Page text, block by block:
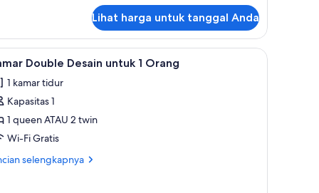
Lihat harga untuk tanggal Anda
setrika/meja setrika, Wi-Fi gratis, dan seprai linenMeja kerja, setrika/meja setrika, Wi-Fi gratis,
1 Double Desain untuk 1 Orang
1 kamar tidur
Kapasitas 1
1 queen ATAU 2 twin
Wi-Fi Gratis
selengkapnya